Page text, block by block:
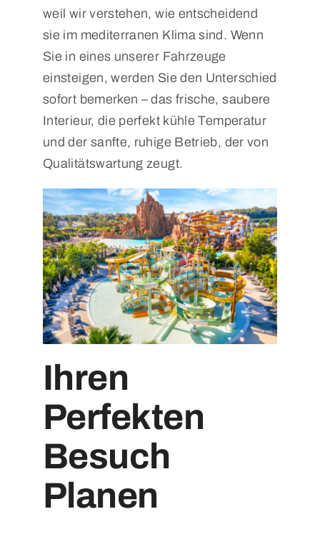
weil wir verstehen, wie entscheidend
sie im mediterranen Klima sind. Wenn
Sie in eines unserer Fahrzeuge
einsteigen, werden Sie den Unterschied
sofort bemerken – das frische, saubere
Interieur, die perfekt kühle Temperatur
und der sanfte, ruhige Betrieb, der von
Qualitätswartung zeugt.
Ihren
Perfekten
Besuch
Planen